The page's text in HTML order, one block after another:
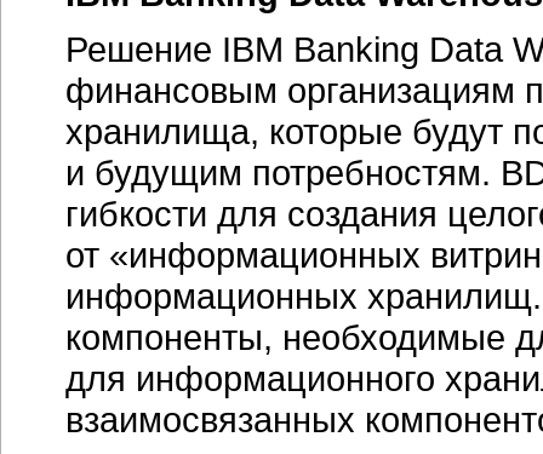
Решение IBM Banking Data
финансовым организациям
хранилища, которые будут
и будущим потребностям.
гибкости для создания
от «информационных
информационных
компоненты, необходимые
для информационного
взаимосвязанных